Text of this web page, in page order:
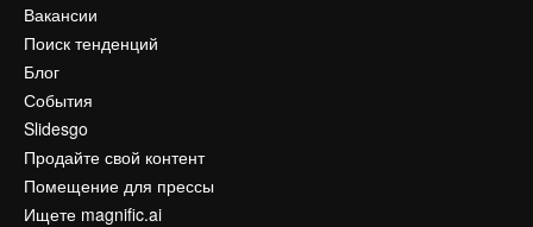
Вакансии
Поиск тенденций
Блог
События
Slidesgo
Продайте свой контент
Помещение для прессы
Ищете magnific.ai